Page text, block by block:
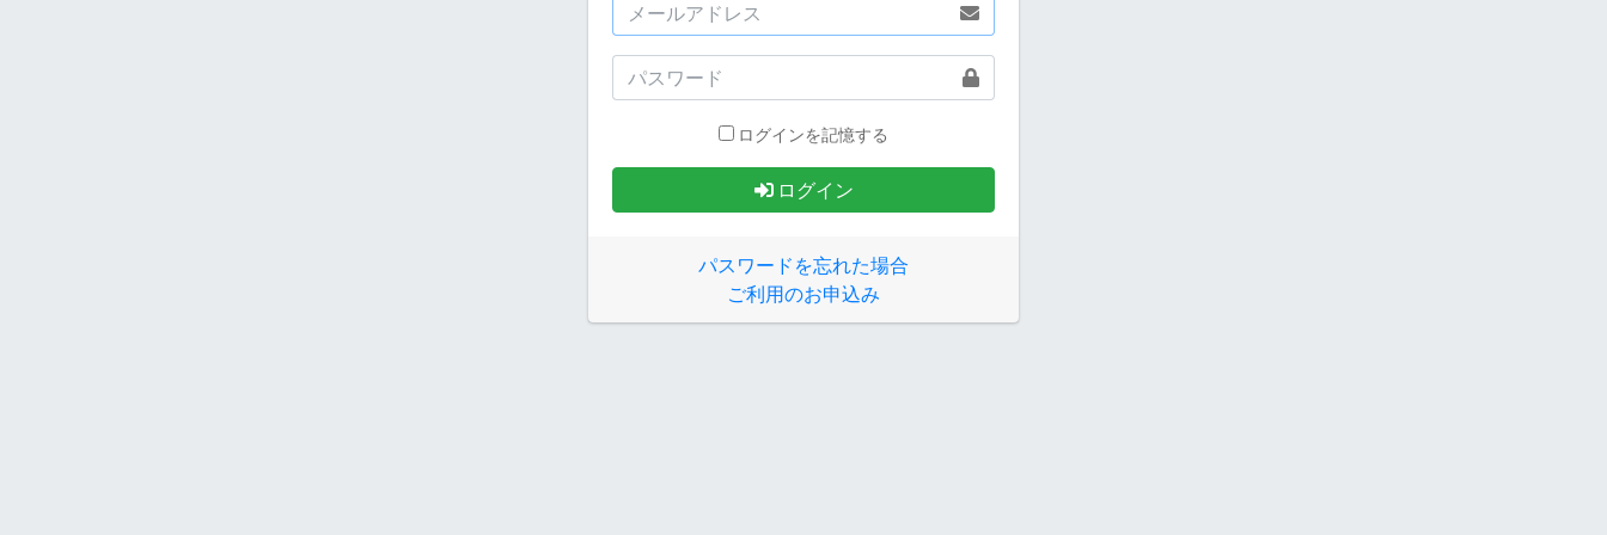
ログインを記憶する
ログイン
パスワードを忘れた場合
ご利用のお申込み